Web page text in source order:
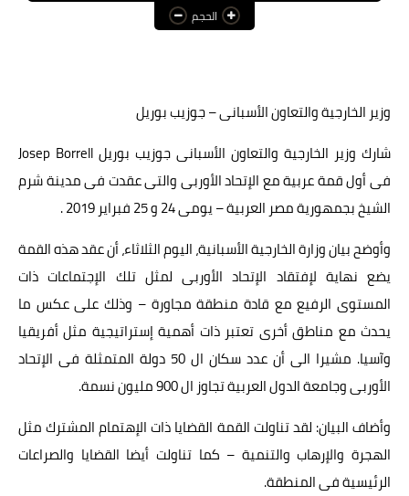
عالم المرأة
أخبار مصر
أخبار النجوم
أخبار العالم
الحجم
وزير الخارجية والتعاون الأسبانى – جوزيب بوريل
شارك وزير الخارجية والتعاون الأسبانى جوزيب بوريل Josep Borrell
فى أول قمة عربية مع الإتحاد الأوربى والتى عقدت فى مدينة شرم
الشيخ بجمهورية مصر العربية – يومى 24 و 25 فبراير 2019 .
وأوضح بيان وزارة الخارجية الأسبانية، اليوم الثلاثاء، أن عقد هذه القمة
يضع نهاية لإفتقاد الإتحاد الأوربى لمثل تلك الإجتماعات ذات
المستوى الرفيع مع قادة منطقة مجاورة – وذلك على عكس ما
يحدث مع مناطق أخرى تعتبر ذات أهمية إستراتيجية مثل أفريقيا
وآسيا. مشيرا الى أن عدد سكان ال 50 دولة المتمثلة فى الإتحاد
الأوربى وجامعة الدول العربية تجاوز ال 900 مليون نسمة.
وأضاف البيان: لقد تناولت القمة القضايا ذات الإهتمام المشترك مثل
الهجرة والإرهاب والتنمية – كما تناولت أيضا القضايا والصراعات
الرئيسية فى المنطقة.